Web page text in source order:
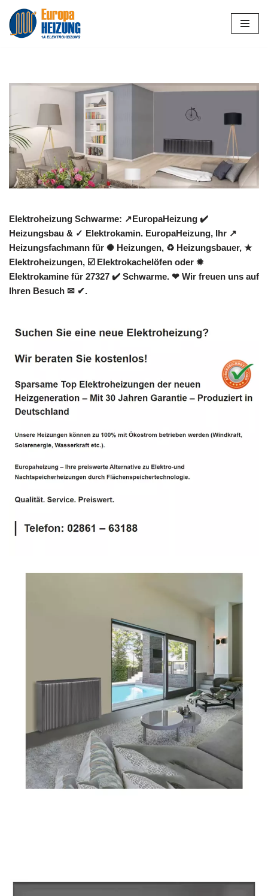
Zum
Elektroheizung Schwarme: ↗️EuropaHeizung ✔️
Heizungsbau & ✓ Elektrokamin. EuropaHeizung, Ihr ↗️
Heizungsfachmann für ✺ Heizungen, ♻ Heizungsbauer, ★
Elektroheizungen, ☑️ Elektrokachelöfen oder ✹
Elektrokamine für 27327 ✔️ Schwarme. ❤ Wir freuen uns auf
Ihren Besuch ✉ ✔.